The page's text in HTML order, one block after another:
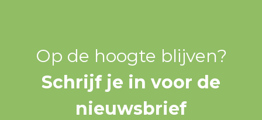
Op de hoogte blijven?
Schrijf je in voor de
nieuwsbrief